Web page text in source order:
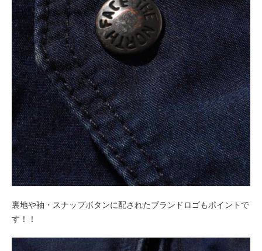
裏地や袖・スナップボタンに配されたブランドロゴもポイントで
す！！